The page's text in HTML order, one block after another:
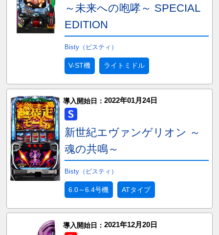
～未来への咆哮～ SPECIAL
EDITION
Bisty（ビスティ）
V-ST機 ライトミドル
導入開始日： 2022年01月24日
新世紀エヴァンゲリオン ～
魂の共鳴～
Bisty（ビスティ）
6.0～6.4号機 ATタイプ
導入開始日： 2021年12月20日